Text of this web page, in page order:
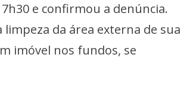
e confirmou a denúncia.
da área externa de sua
imóvel nos fundos, se